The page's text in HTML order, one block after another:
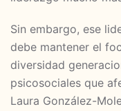
Sin embargo, ese
debe mantener el
diversidad
psicosociales que
Laura González-